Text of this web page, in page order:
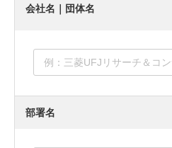
会社名｜団体名
部署名